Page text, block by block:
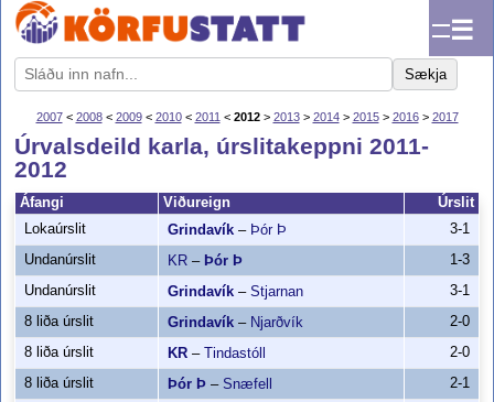
☰
Sækja
2007< 2008< 2009< 2010< 2011 < 2012> 2013> 2014> 2015> 2016> 2017
Úrvalsdeild karla, úrslitakeppni 2011-
2012
Áfangi Viðureign
Úrslit
Lokaúrslit
Grindavík – Þór Þ
3-1
Undanúrslit
KR – Þór Þ
1-3
Undanúrslit
Grindavík – Stjarnan
3-1
8 liða úrslit
Grindavík – Njarðvík
2-0
8 liða úrslit
KR – Tindastóll
2-0
8 liða úrslit
Þór Þ – Snæfell
2-1